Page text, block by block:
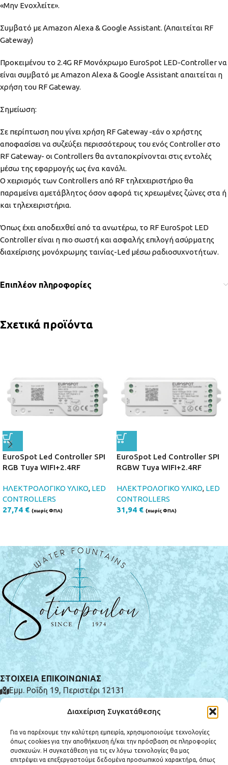
Διαχείριση Συγκατάθεσης
Για να παρέχουμε την καλύτερη εμπειρία, χρησιμοποιούμε τεχνολογίες
όπως cookies για την αποθήκευση ή/και την πρόσβαση σε πληροφορίες
συσκευών. Η συγκατάθεση για τις εν λόγω τεχνολογίες θα μας
επιτρέψει να επεξεργαστούμε δεδομένα προσωπικού χαρακτήρα, όπως
«Μην Ενοχλείτε».
Συμβατό με Amazon Alexa & Google Assistant. (Απαιτείται RF
Gateway)
Προκειμένου το 2.4G RF Μονόχρωμο EuroSpot LED-Controller να
είναι συμβατό με Amazon Alexa & Google Assistant απαιτείται η
χρήση του RF Gateway.
Σημείωση:
Σε περίπτωση που γίνει χρήση RF Gateway -εάν ο χρήστης
αποφασίσει να συζεύξει περισσότερους του ενός Controller στο
RF Gateway- οι Controllers θα ανταποκρίνονται στις εντολές
μέσω της εφαρμογής ως ένα κανάλι.
Ο χειρισμός των Controllers από RF τηλεχειριστήριο θα
παραμείνει αμετάβλητος όσον αφορά τις χρεωμένες ζώνες στα ή
και τηλεχειριστήρια.
Όπως έχει αποδειχθεί από τα ανωτέρω, το RF EuroSpot LED
Controller είναι η πιο σωστή και ασφαλής επιλογή ασύρματης
διαχείρισης μονόχρωμης ταινίας-Led μέσω ραδιοσυχνοτήτων.
Επιπλέον πληροφορίες
Σχετικά προϊόντα
EuroSpot Led Controller SPI
RGB Tuya WIFI+2.4RF
ΗΛΕΚΤΡΟΛΟΓΙΚΟ ΥΛΙΚΟ, LED
CONTROLLERS
27,74 € (χωρίς ΦΠΑ)
EuroSpot Led Controller SPI
RGBW Tuya WIFI+2.4RF
ΗΛΕΚΤΡΟΛΟΓΙΚΟ ΥΛΙΚΟ, LED
CONTROLLERS
31,94 € (χωρίς ΦΠΑ)
ΣΤΟΙΧΕΙΑ ΕΠΙΚΟΙΝΩΝΙΑΣ
Εμμ. Ροΐδη 19, Περιστέρι 12131
(+30) 210 575 0185